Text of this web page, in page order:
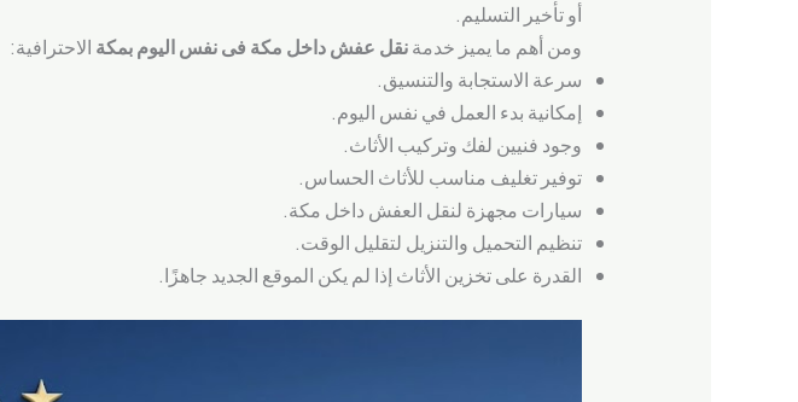
أو تأخير التسليم.
ومن أهم ما يميز خدمةنقل عفش داخل مكة فى نفس اليوم بمكة الاحترافية:
سرعة الاستجابة والتنسيق.
إمكانية بدء العمل في نفس اليوم.
وجود فنيين لفك وتركيب الأثاث.
توفير تغليف مناسب للأثاث الحساس.
سيارات مجهزة لنقل العفش داخل مكة.
تنظيم التحميل والتنزيل لتقليل الوقت.
القدرة على تخزين الأثاث إذا لم يكن الموقع الجديد جاهزًا.